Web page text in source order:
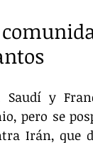
Saudí y
pero se
Irán, que